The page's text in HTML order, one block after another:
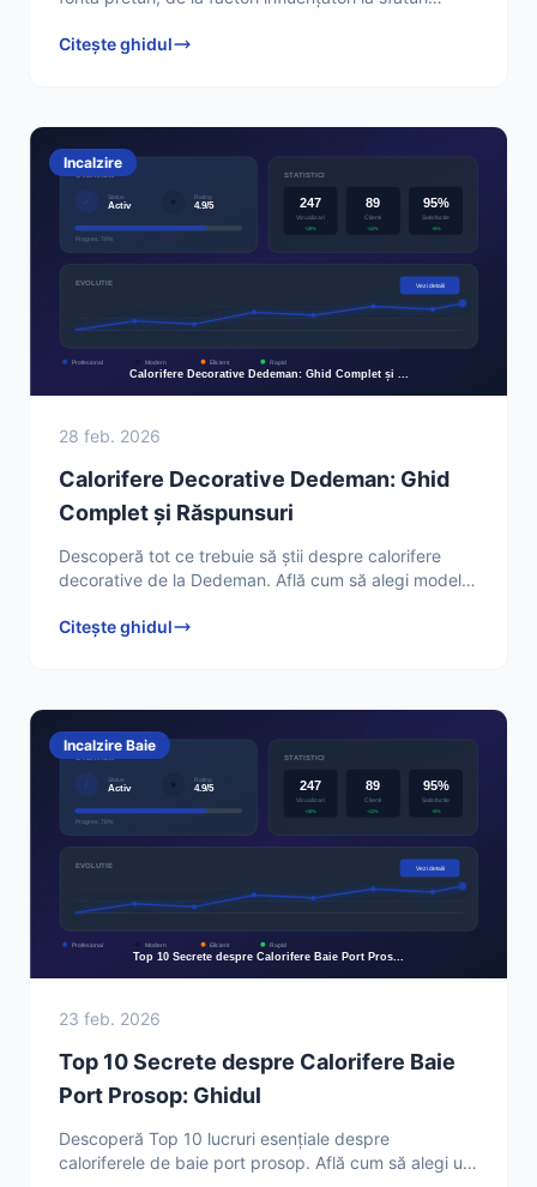
Citește ghidul
Incalzire
28 feb. 2026
Calorifere Decorative Dedeman: Ghid
Complet și Răspunsuri
Descoperă tot ce trebuie să știi despre calorifere
decorative de la Dedeman. Află cum să alegi modelul
Citește ghidul
Incalzire Baie
23 feb. 2026
Top 10 Secrete despre Calorifere Baie
Port Prosop: Ghidul
Descoperă Top 10 lucruri esențiale despre
caloriferele de baie port prosop. Află cum să alegi un